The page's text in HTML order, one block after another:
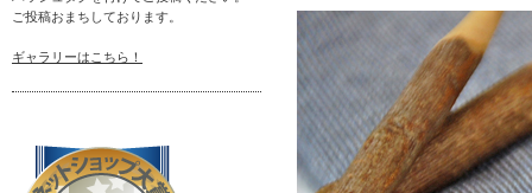
ご投稿おまちしております。
ギャラリーはこちら！